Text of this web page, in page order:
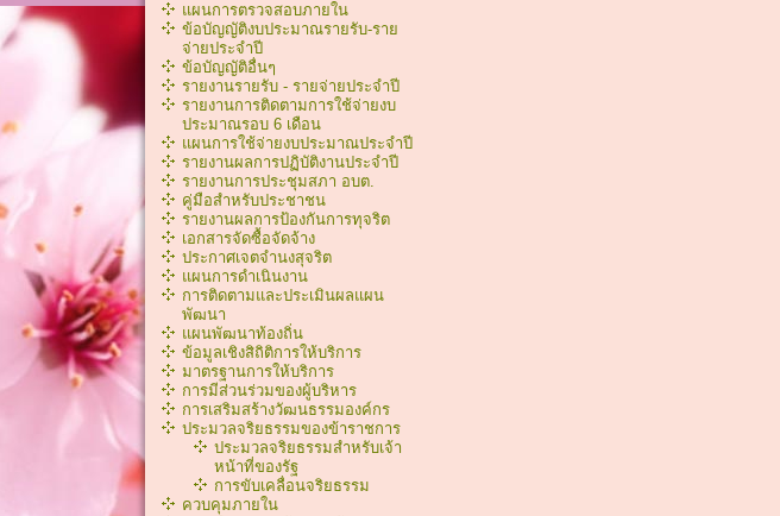
แผนการตรวจสอบภายใน
ข้อบัญญัติงบประมาณรายรับ-ราย
จ่ายประจำปี
ข้อบัญญัติอื่นๆ
รายงานรายรับ - รายจ่ายประจำปี
รายงานการติดตามการใช้จ่ายงบ
ประมาณรอบ 6 เดือน
แผนการใช้จ่ายงบประมาณประจำปี
รายงานผลการปฏิบัติงานประจำปี
รายงานการประชุมสภา อบต.
คู่มือสำหรับประชาชน
รายงานผลการป้องกันการทุจริต
เอกสารจัดซื้อจัดจ้าง
ประกาศเจตจำนงสุจริต
แผนการดำเนินงาน
การติดตามและประเมินผลแผน
พัฒนา
แผนพัฒนาท้องถิ่น
ข้อมูลเชิงสิถิติการให้บริการ
มาตรฐานการให้บริการ
การมีส่วนร่วมของผู้บริหาร
การเสริมสร้างวัฒนธรรมองค์กร
ประมวลจริยธรรมของข้าราชการ
ประมวลจริยธรรมสำหรับเจ้า
หน้าที่ของรัฐ
การขับเคลื่อนจริยธรรม
ควบคุมภายใน